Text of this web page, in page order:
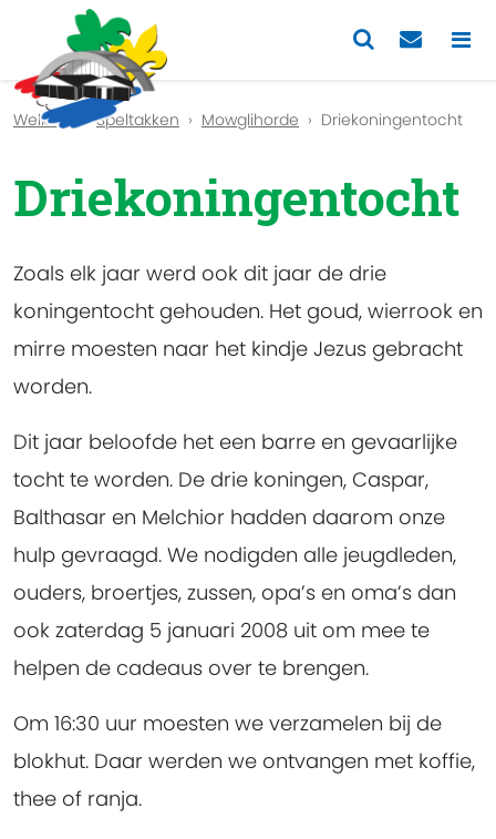
Previous
Welkom Speltakken Mowglihorde Driekoningentocht
Driekoningentocht
Zoals elk jaar werd ook dit jaar de drie
koningentocht gehouden. Het goud, wierrook en
mirre moesten naar het kindje Jezus gebracht
worden.
Dit jaar beloofde het een barre en gevaarlijke
tocht te worden. De drie koningen, Caspar,
Balthasar en Melchior hadden daarom onze
hulp gevraagd. We nodigden alle jeugdleden,
ouders, broertjes, zussen, opa’s en oma’s dan
ook zaterdag 5 januari 2008 uit om mee te
helpen de cadeaus over te brengen.
Om 16:30 uur moesten we verzamelen bij de
blokhut. Daar werden we ontvangen met koffie,
thee of ranja.